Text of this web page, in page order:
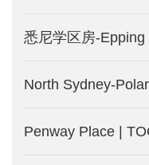
悉尼学区房-
North Sydney-